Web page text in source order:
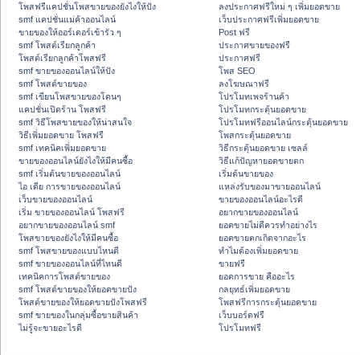
โพสฟรีแคปชั่นโพสขายของยังไงให้ปัง
smf แคปชั่นแม่ค้าออนไลน์
ขายของให้ออร์เดอร์เข้ารัว ๆ
smf โพสต์เรียกลูกค้า
โพสต์เรียกลูกค้าโพสฟรี
smf ขายของออนไลน์ให้ปัง
smf โพสต์ขายของ
smf เขียนโพสขายของโดนๆ
แคปชั่นเปิดร้าน โพสฟรี
smf วิธีโพสขายของให้น่าสนใจ
วิธีเพิ่มยอดขาย โพสฟรี
smf เทคนิคเพิ่มยอดขาย
ขายของออนไลน์ยังไงให้มีคนซื้อ
smf เริ่มต้นขายของออนไลน์
ไอ เดีย การขายของออนไลน์
เว็บขายของออนไลน์
เริ่ม ขายของออนไลน์ โพสฟรี
อยากขายของออนไลน์ smf
โพสขายของยังไงให้มีคนซื้อ
smf โพสขายของแบบไหนดี
smf ขายของออนไลน์ที่ไหนดี
เทคนิคการโพสต์ขายของ
smf โพสต์ขายของให้ยอดขายปัง
โพสต์ขายของให้ยอดขายปังโพสฟรี
smf ขายของในกลุ่มซื้อขายสินค้า
ไม่รู้จะขายอะไรดี
ลงประกาศฟรีใหม่ ๆ เพิ่มยอดขาย
เว็บประกาศฟรีเพิ่มยอดขาย
Post ฟรี
ประกาศขายของฟรี
ประกาศฟรี
โพส SEO
ลงโฆษณาฟรี
โปรโมทเพจร้านค้า
โปรโมทกระตุ้นยอดขาย
โปรโมทฟรีออนไลน์กระตุ้นยอดขาย
โพสกระตุ้นยอดขาย
วิธีกระตุ้นยอดขาย เซลล์
วิธีแก้ปัญหายอดขายตก
เริ่มต้นขายของ
แหล่งรับของมาขายออนไลน์
ขายของออนไลน์อะไรดี
อยากขายของออนไลน์
ยอดขายไม่ดีควรทำอย่างไร
ยอดขายตกเกิดจากอะไร
ทำไมต้องเพิ่มยอดขาย
ขายฟรี
ยอดการขาย คืออะไร
กลยุทธ์เพิ่มยอดขาย
โพสฟรีการกระตุ้นยอดขาย
เว็บบอร์ดฟรี
โปรโมทฟรี